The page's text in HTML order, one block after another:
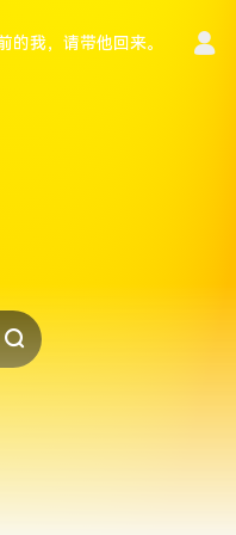
的我，请带他回来。